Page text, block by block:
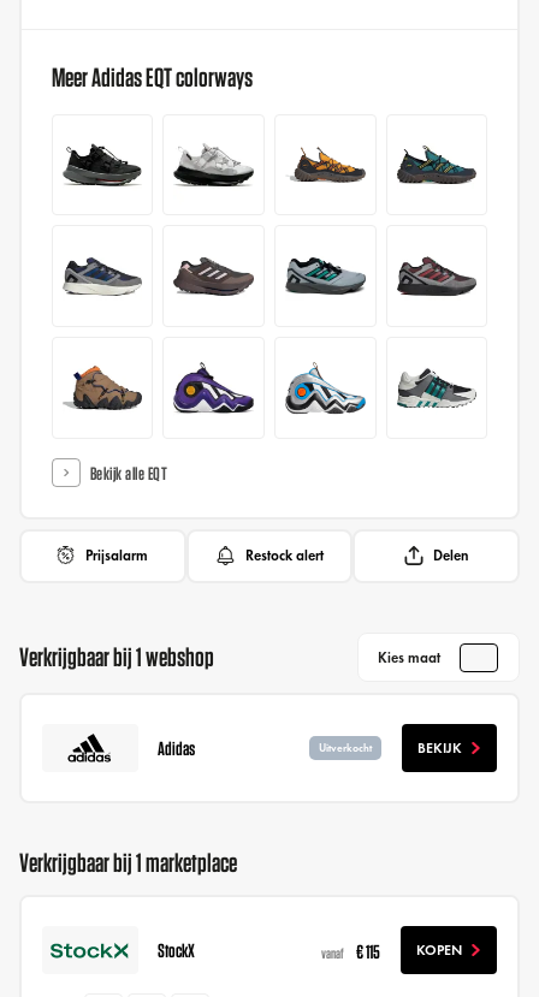
Meer Adidas EQT colorways
Bekijk alle EQT
Prijsalarm Restock alert Delen
Verkrijgbaar bij 1 webshop Kies maat
Adidas Uitverkocht BEKIJK
Verkrijgbaar bij 1 marketplace
StockX vanaf € 115 KOPEN